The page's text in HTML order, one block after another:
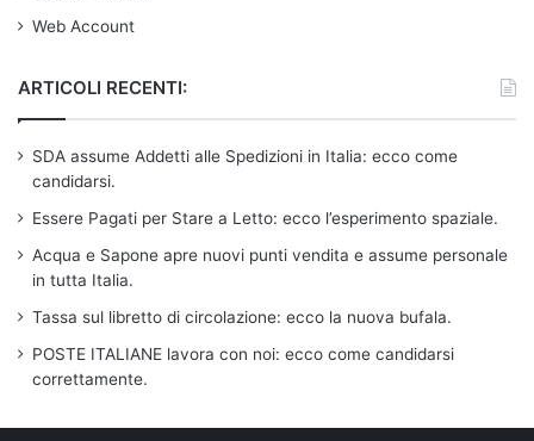
Web Account
ARTICOLI RECENTI:
SDA assume Addetti alle Spedizioni in Italia: ecco come
candidarsi.
Essere Pagati per Stare a Letto: ecco l’esperimento spaziale.
Acqua e Sapone apre nuovi punti vendita e assume personale
in tutta Italia.
Tassa sul libretto di circolazione: ecco la nuova bufala.
POSTE ITALIANE lavora con noi: ecco come candidarsi
correttamente.